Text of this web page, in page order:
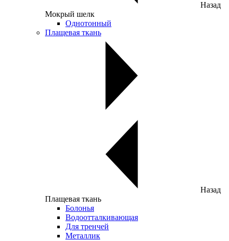
Назад
Мокрый шелк
Однотонный
Плащевая ткань
Назад
Плащевая ткань
Болонья
Водоотталкивающая
Для тренчей
Металлик